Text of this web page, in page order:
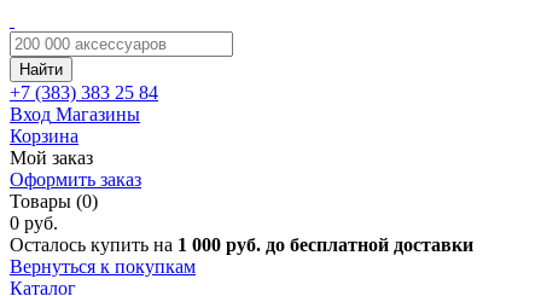
Найти
+7 (383) 383 25 84
Вход Магазины
Корзина
Мой заказ
Оформить заказ
Товары (0)
0 руб.
Осталось купить на 1 000 руб. до бесплатной доставки
Вернуться к покупкам
Каталог